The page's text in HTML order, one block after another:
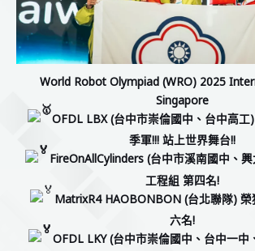
World Robot Olympiad (WRO) 2025
Singapore
OFDL LBX (台中市崇倫國中、台中高工
季軍!!! 站上世界舞台!!
FireOnAllCylinders (台中市溪南國中、
工程組 第四名!
MatrixR4 HAOBONBON (台北聯隊) 榮
六名!
OFDL LKY (台中市崇倫國中、台中一中